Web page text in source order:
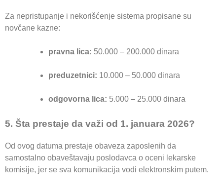
Za nepristupanje i nekorišćenje sistema propisane su
novčane kazne:
pravna lica: 50.000 – 200.000 dinara
preduzetnici: 10.000 – 50.000 dinara
odgovorna lica: 5.000 – 25.000 dinara
5. Šta prestaje da važi od 1. januara 2026?
Od ovog datuma prestaje obaveza zaposlenih da
samostalno obaveštavaju poslodavca o oceni lekarske
komisije, jer se sva komunikacija vodi elektronskim putem.